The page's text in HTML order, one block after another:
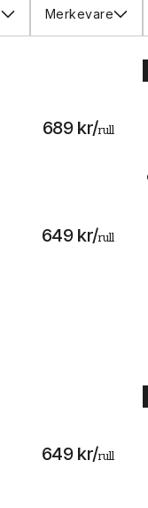
Merkevare
689 kr/rull
649 kr/rull
649 kr/rull